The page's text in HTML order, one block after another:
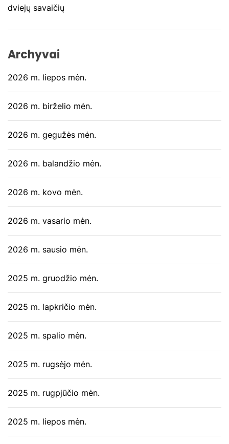
dviejų savaičių
Archyvai
2026 m. liepos mėn.
2026 m. birželio mėn.
2026 m. gegužės mėn.
2026 m. balandžio mėn.
2026 m. kovo mėn.
2026 m. vasario mėn.
2026 m. sausio mėn.
2025 m. gruodžio mėn.
2025 m. lapkričio mėn.
2025 m. spalio mėn.
2025 m. rugsėjo mėn.
2025 m. rugpjūčio mėn.
2025 m. liepos mėn.